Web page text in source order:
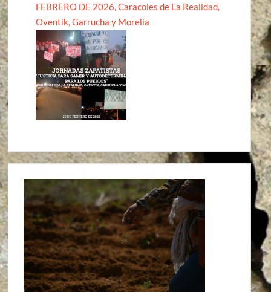
FEBRERO DE 2026, Caracoles de La Realidad,
Oventik, Garrucha y Morelia